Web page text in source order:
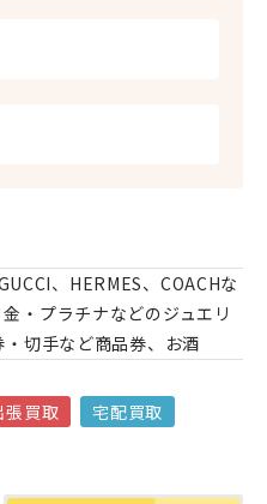
、HERMES、COACHな
・プラチナなどのジュエリ
切手など商品券、お酒
張買取
宅配買取